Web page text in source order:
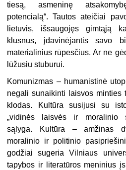
tiesą, asmeninę
potencialą“. Tautos ateičiai
lietuvis, išsaugojęs gimtąją
klusnus, įdavinėjantis savo
materialinius rūpesčius. Ar ne
lūžusiu stuburui.
Komunizmas – humanistinė
negali sunaikinti laisvos minties
klodas. Kultūra susijusi
su
„vidinės laisvės ir moralinio
sąlyga. Kultūra – amžinas
moralinio ir politinio
godžiai sugeria Vilniaus
tapybos ir literatūros meninius